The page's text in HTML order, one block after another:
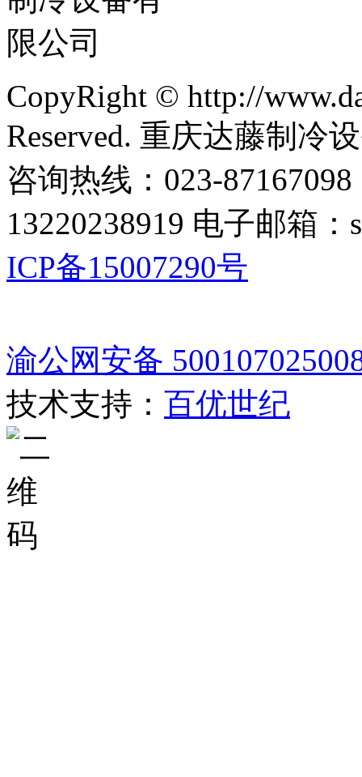
CopyRight © http://
Reserved. 重庆达藤制冷
咨询热线：023-87167098
13220238919 电子邮箱：
ICP备15007290号
渝公网安备
技术支持： 百优世纪